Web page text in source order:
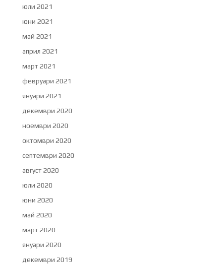
юли 2021
юни 2021
май 2021
април 2021
март 2021
февруари 2021
януари 2021
декември 2020
ноември 2020
октомври 2020
септември 2020
август 2020
юли 2020
юни 2020
май 2020
март 2020
януари 2020
декември 2019